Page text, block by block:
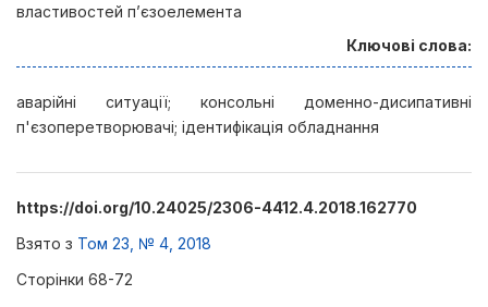
властивостей п’єзоелемента
Ключові слова:
аварійні ситуації; консольні доменно-дисипативні
п'єзоперетворювачі; ідентифікація обладнання
https://doi.org/10.24025/2306-4412.4.2018.162770
Взято з Том 23, № 4, 2018
Сторінки 68-72